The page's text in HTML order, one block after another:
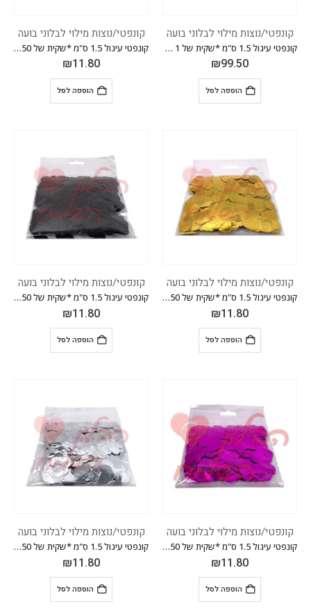
קונפטי/נוצות מילוי לבלוני בועה
קונפטי עיגול 1.5 ס"מ *שקית של 1 ק"ג * *צבעוני*
₪99.50
הוספה לסל
קונפטי/נוצות מילוי לבלוני בועה
קונפטי עיגול 1.5 ס"מ *שקית של 50 גרם* *צבע ורוד*
₪11.80
הוספה לסל
קונפטי/נוצות מילוי לבלוני בועה
קונפטי עיגול 1.5 ס"מ *שקית של 50 גרם* *צבע זהב*
₪11.80
הוספה לסל
קונפטי/נוצות מילוי לבלוני בועה
קונפטי עיגול 1.5 ס"מ *שקית של 50 גרם* *צבע שחור*
₪11.80
הוספה לסל
קונפטי/נוצות מילוי לבלוני בועה
קונפטי עיגול 1.5 ס"מ *שקית של 50 גרם* *צבע ורוד פוקסיה*
₪11.80
הוספה לסל
קונפטי/נוצות מילוי לבלוני בועה
קונפטי עיגול 1.5 ס"מ *שקית של 50 גרם* *צבע כסוף*
₪11.80
הוספה לסל